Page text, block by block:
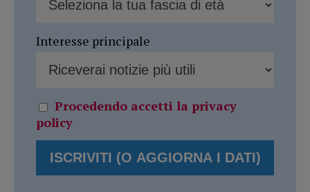
Interesse principale
Procedendo accetti la privacy
policy